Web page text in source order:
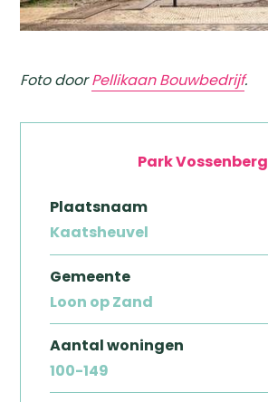
Foto doorPellikaan Bouwbedrijf.
Park Vossenberg
Plaatsnaam
Kaatsheuvel
Gemeente
Loon op Zand​
Aantal woningen
100-149